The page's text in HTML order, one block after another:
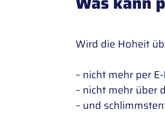
Wird die Hoheit
– nicht mehr per
– nicht mehr über
– und